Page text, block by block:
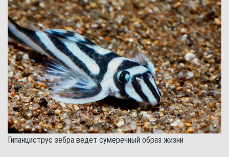
Гипанциструс зебра ведет сумеречный образ жизни